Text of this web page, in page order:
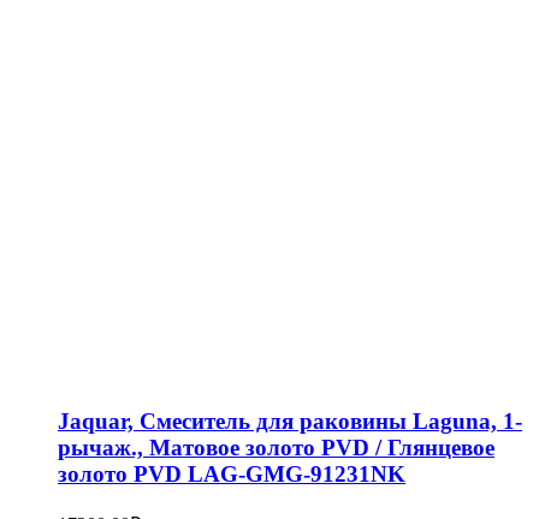
Jaquar, Смеситель для раковины Laguna, 1-
рычаж., Матовое золото PVD / Глянцевое
золото PVD LAG-GMG-91231NK